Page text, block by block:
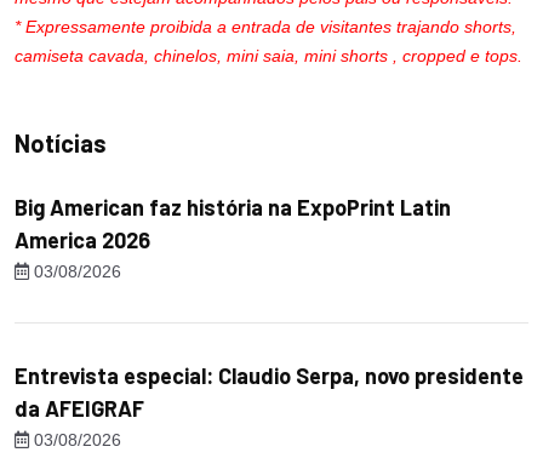
* Expressamente proibida a entrada de visitantes trajando shorts,
camiseta cavada, chinelos, mini saia, mini shorts , cropped e tops.
Notícias
Big American faz história na ExpoPrint Latin
America 2026
03/08/2026
Entrevista especial: Claudio Serpa, novo presidente
da AFEIGRAF
03/08/2026